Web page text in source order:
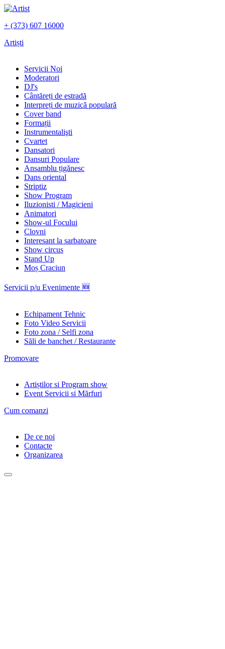
+ (373) 607 16000
Artiști
Servicii Noi
Moderatori
DJ's
Сântăreți de estradă
Interpreți de muzică populară
Сover band
Formații
Instrumentalişti
Cvartet
Dansatori
Dansuri Populare
Ansamblu țigănesc
Dans oriental
Striptiz
Show Program
Iluzionisti / Magicieni
Animatori
Show-ul Focului
Clovni
Interesant la sarbatoare
Show circus
Stand Up
Moș Craciun
Servicii p/u Evenimente 🆕
Echipament Tehnic
Foto Video Servicii
Foto zona / Selfi zona
Săli de banchet / Restaurante
Promovare
Artiștilor si Program show
Event Servicii si Mărfuri
Cum comanzi
De ce noi
Contacte
Organizarea